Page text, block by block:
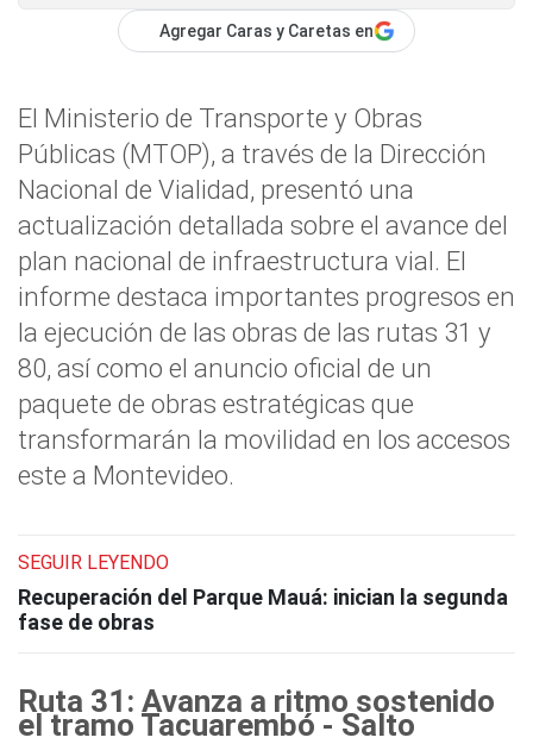
Agregar Caras y Caretas en
El Ministerio de Transporte y Obras
Públicas (MTOP), a través de la Dirección
Nacional de Vialidad, presentó una
actualización detallada sobre el avance del
plan nacional de infraestructura vial. El
informe destaca importantes progresos en
la ejecución de las obras de las rutas 31 y
80, así como el anuncio oficial de un
paquete de obras estratégicas que
transformarán la movilidad en los accesos
este a Montevideo.
SEGUIR LEYENDO
Recuperación del Parque Mauá: inician la segunda
fase de obras
Ruta 31: Avanza a ritmo sostenido
el tramo Tacuarembó - Salto